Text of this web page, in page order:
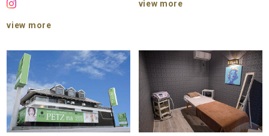
view more
view more